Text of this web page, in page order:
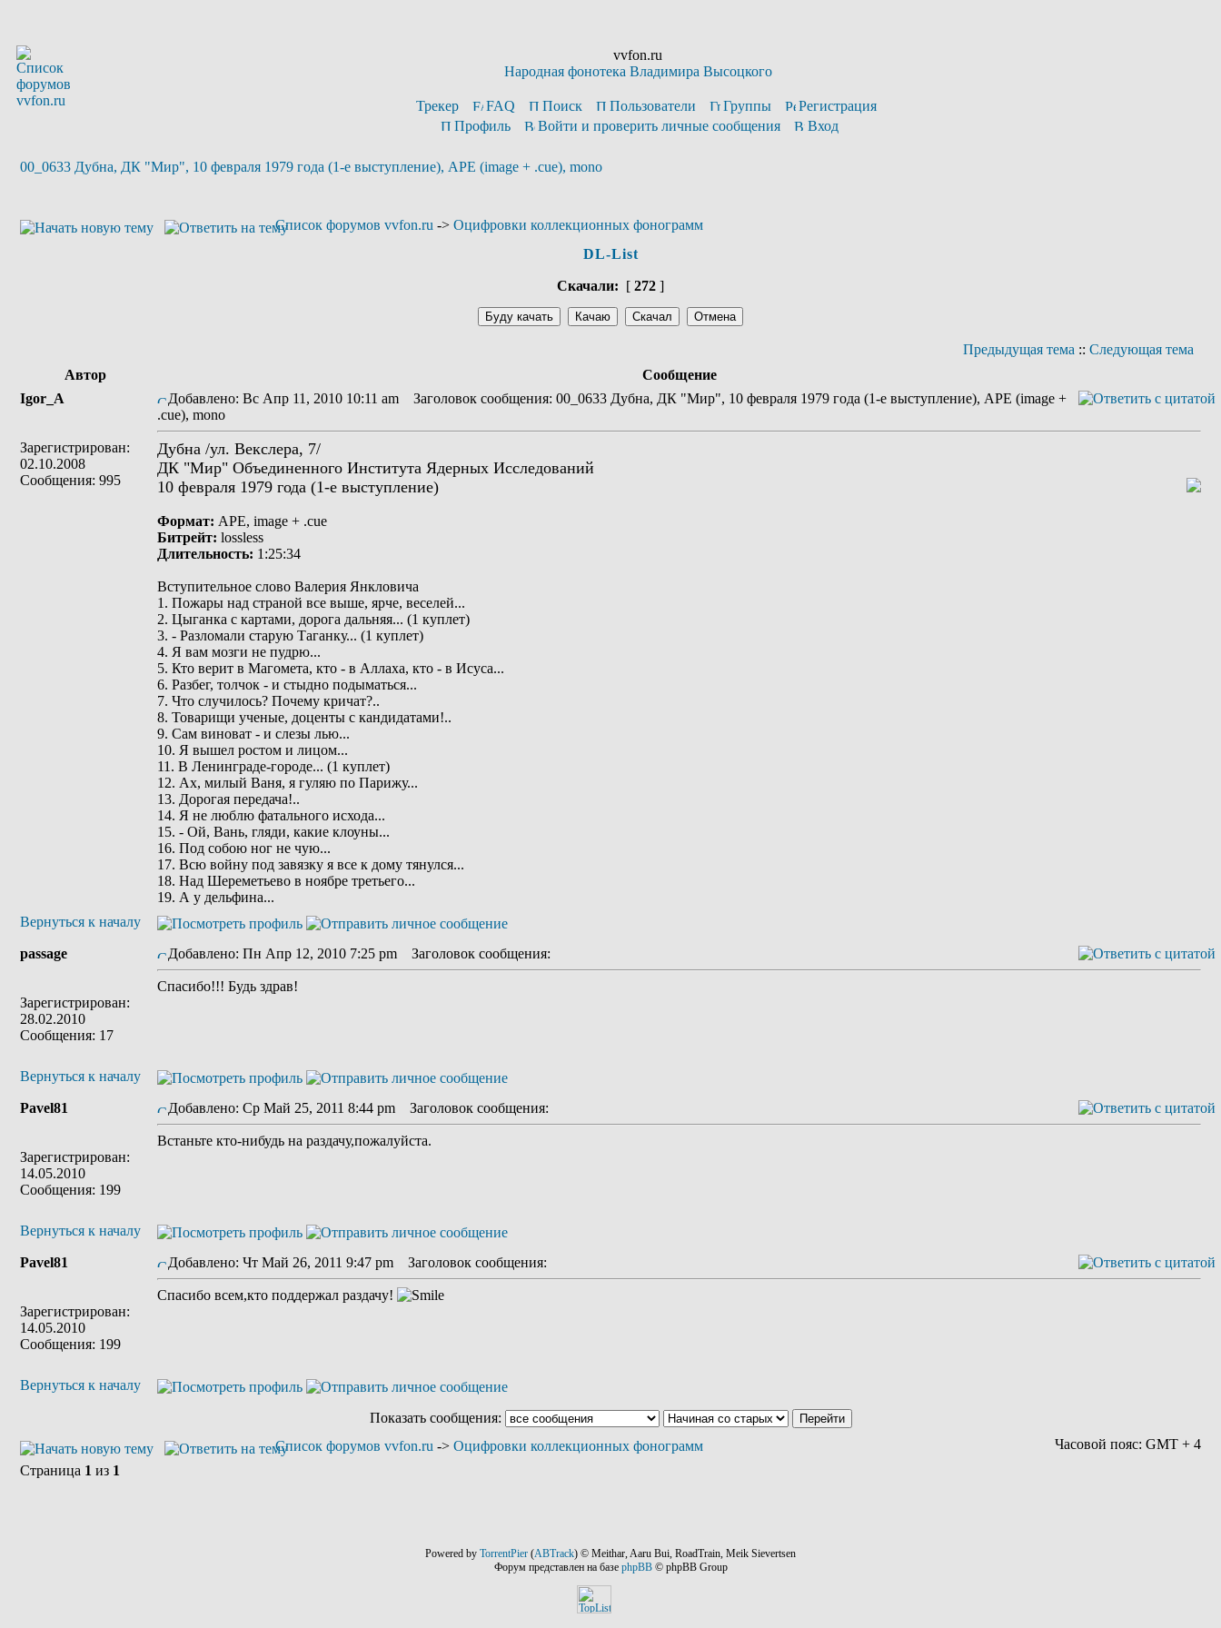
vvfon.ru
Народная фонотека Владимира Высоцкого
Трекер FAQ Поиск Пользователи Группы
Регистрация
Профиль
Войти и проверить личные сообщения Вход
00_0633 Дубна, ДК "Мир", 10 февраля 1979 года (1-е выступление), APE (image + .cue), mono
Список форумов vvfon.ru -> Оцифровки коллекционных фонограмм
DL-List
Скачали: [ 272 ]
Предыдущая тема :: Следующая тема
Автор
Сообщение
Igor_A
Зарегистрирован:
02.10.2008
Сообщения: 995
Добавлено: Вс Апр 11, 2010 10:11 am
Заголовок сообщения: 00_0633 Дубна, ДК "Мир", 10 февраля 1979 года (1-е выступление), APE (image +
.cue), mono
Дубна /ул. Векслера, 7/
ДК "Мир" Объединенного Института Ядерных Исследований
10 февраля 1979 года (1-е выступление)
Формат: APE, image + .cue
Битрейт: lossless
Длительность: 1:25:34
Вступительное слово Валерия Янкловича
1. Пожары над страной все выше, ярче, веселей...
2. Цыганка с картами, дорога дальняя... (1 куплет)
3. - Разломали старую Таганку... (1 куплет)
4. Я вам мозги не пудрю...
5. Кто верит в Магомета, кто - в Аллаха, кто - в Исуса...
6. Разбег, толчок - и стыдно подыматься...
7. Что случилось? Почему кричат?..
8. Товарищи ученые, доценты с кандидатами!..
9. Сам виноват - и слезы лью...
10. Я вышел ростом и лицом...
11. В Ленинграде-городе... (1 куплет)
12. Ах, милый Ваня, я гуляю по Парижу...
13. Дорогая передача!..
14. Я не люблю фатального исхода...
15. - Ой, Вань, гляди, какие клоуны...
16. Под собою ног не чую...
17. Всю войну под завязку я все к дому тянулся...
18. Над Шереметьево в ноябре третьего...
19. А у дельфина...
Вернуться к началу
passage
Зарегистрирован:
28.02.2010
Сообщения: 17
Добавлено: Пн Апр 12, 2010 7:25 pm Заголовок сообщения:
Спасибо!!! Будь здрав!
Вернуться к началу
Pavel81
Зарегистрирован:
14.05.2010
Сообщения: 199
Добавлено: Ср Май 25, 2011 8:44 pm Заголовок сообщения:
Встаньте кто-нибудь на раздачу,пожалуйста.
Вернуться к началу
Pavel81
Зарегистрирован:
14.05.2010
Сообщения: 199
Добавлено: Чт Май 26, 2011 9:47 pm Заголовок сообщения:
Спасибо всем,кто поддержал раздачу!
Вернуться к началу
Показать сообщения:
Список форумов vvfon.ru -> Оцифровки коллекционных фонограмм
Часовой пояс: GMT + 4
Страница 1 из 1
Powered by TorrentPier (ABTrack) © Meithar, Aaru Bui, RoadTrain, Meik Sievertsen
Форум представлен на базе phpBB© phpBB Group